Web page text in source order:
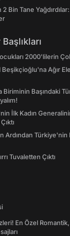
Bin Tane Yağdırdılar:
2000'lilerin
Beşikçioğlu'na Ağır
Biriminin Başındaki
İlk Kadın
Ardından Türkiye'nin
Tuvaletten Çıktı
En Özel